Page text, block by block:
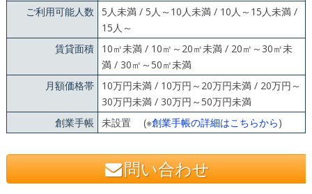
ご利用可能人数
5人未満 / 5人～10人未満 / 10人～15人未満 /
15人～
賃貸面積
10㎡未満 / 10㎡～20㎡未満 / 20㎡～30㎡未
満 / 30㎡～50㎡未満
月額価格帯
10万円未満 / 10万円～20万円未満 / 20万円～
30万円未満 / 30万円～50万円未満
創業手帳 未設置 (※創業手帳の詳細はこちらから)
問い合わせ